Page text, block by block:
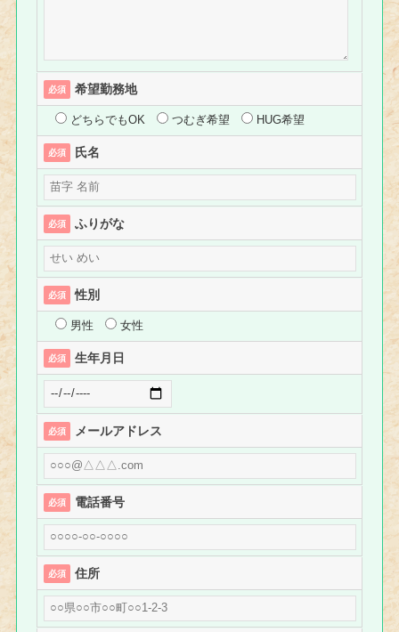
必須 希望勤務地
どちらでもOK つむぎ希望 HUG希望
必須 氏名
必須 ふりがな
必須 性別
男性 女性
必須 生年月日
必須 メールアドレス
必須 電話番号
必須 住所